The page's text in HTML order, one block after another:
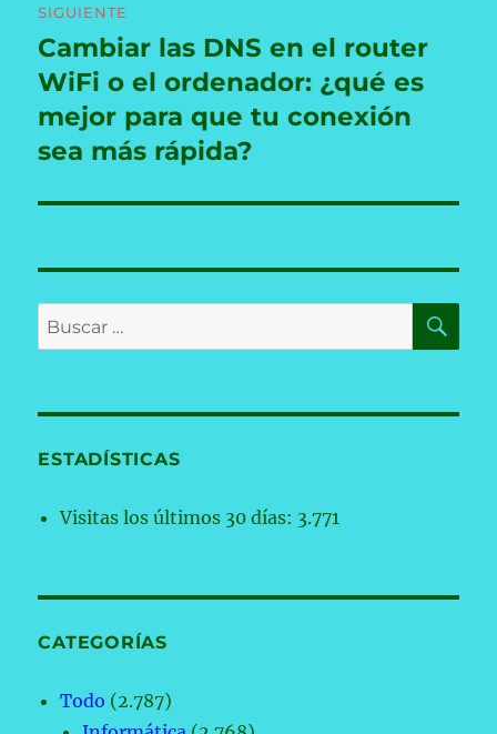
SIGUIENTE
Entrada
siguiente:
Cambiar las DNS en el router
WiFi o el ordenador: ¿qué es
mejor para que tu conexión
sea más rápida?
Buscar
por:
ESTADÍSTICAS
Visitas los últimos 30 días: 3.771
CATEGORÍAS
Todo (2.787)